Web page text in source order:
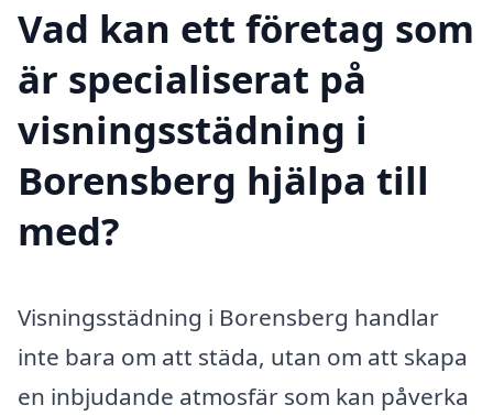
Vad kan ett företag som
är specialiserat på
visningsstädning i
Borensberg hjälpa till
med?
Visningsstädning i Borensberg handlar
inte bara om att städa, utan om att skapa
en inbjudande atmosfär som kan påverka